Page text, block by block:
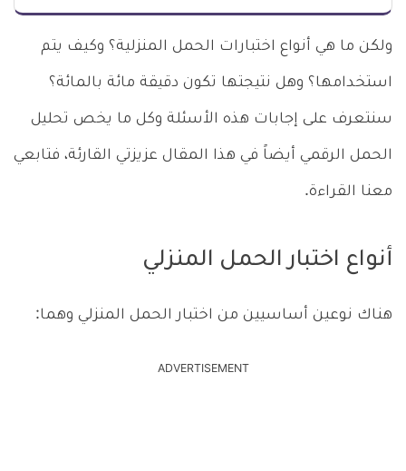
ولكن ما هي أنواع اختبارات الحمل المنزلية؟ وكيف يتم
استخدامها؟ وهل نتيجتها تكون دقيقة مائة بالمائة؟
سنتعرف على إجابات هذه الأسئلة وكل ما يخص تحليل
الحمل الرقمي أيضاً في هذا المقال عزيزتي القارئة، فتابعي
معنا القراءة.
أنواع اختبار الحمل المنزلي
هناك نوعين أساسيين من اختبار الحمل المنزلي وهما:
ADVERTISEMENT